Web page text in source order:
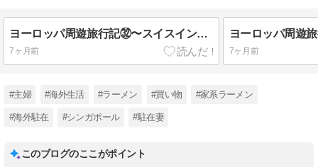
ヨーロッパ周遊旅行記㉜〜スイスインターナショナルで帰国・ロンドンとチューリッヒのラウンジ・トラブルあり〜
7ヶ月前 7ヶ月前
#主婦 #海外生活 #ラーメン #買い物 #家系ラーメン
#海外駐在 #シンガポール #駐在妻
このブログのここがポイント